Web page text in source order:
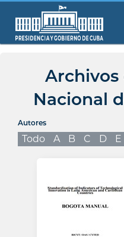
Archivos
Nacional
Autores
Todo A B C D E